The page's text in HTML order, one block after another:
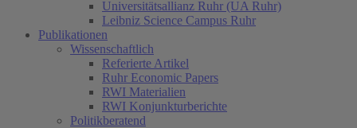
Universitätsallianz Ruhr (UA Ruhr)
Leibniz Science Campus Ruhr
Publikationen
Wissenschaftlich
Referierte Artikel
Ruhr Economic Papers
RWI Materialien
RWI Konjunkturberichte
Politikberatend